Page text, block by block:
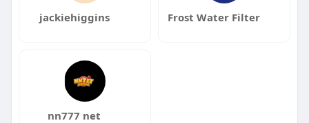
jackiehiggins Frost Water Filter
nn777 net